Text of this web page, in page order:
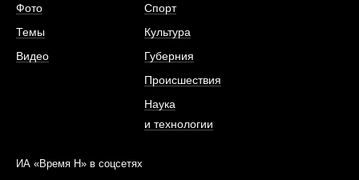
Фото
Темы
Видео
Спорт
Культура
Губерния
Происшествия
Наука
и технологии
ИА «Время Н» в соцсетях